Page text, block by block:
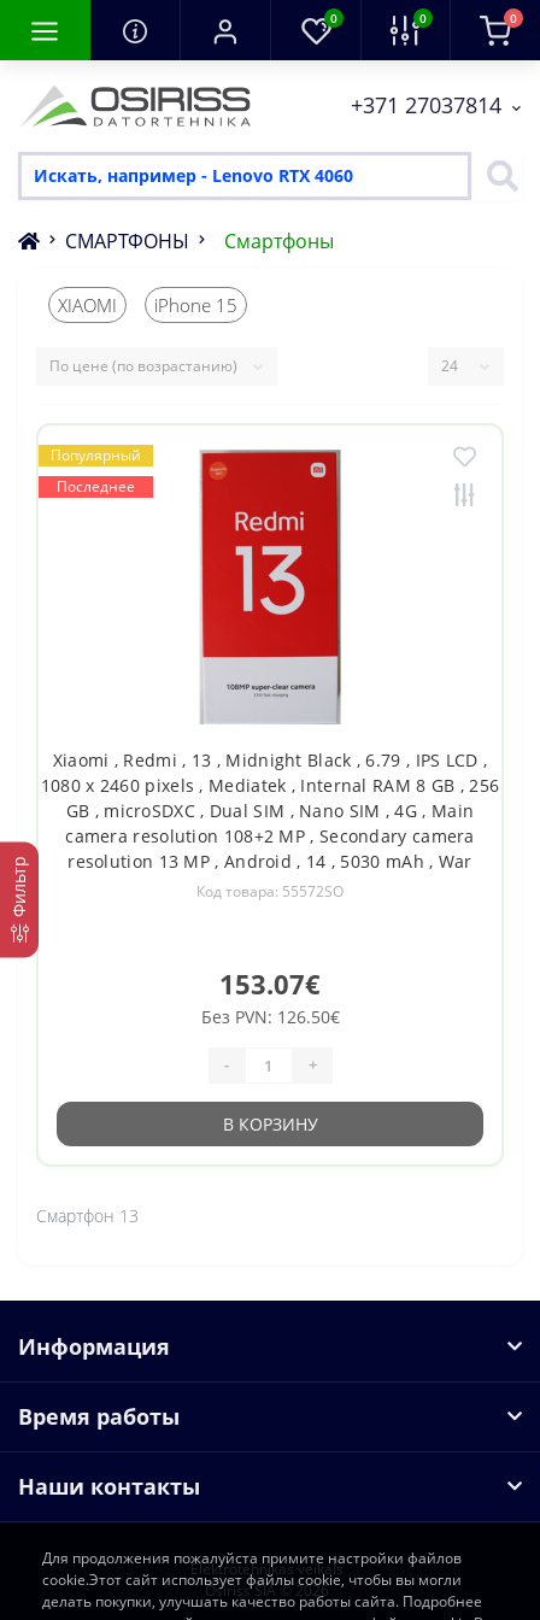
0 0 0
+371 27037814
СМАРТФОНЫ Смартфоны
Фильтр
XIAOMI iPhone 15
Популярный
Последнее
Xiaomi , Redmi , 13 , Midnight Black , 6.79 , IPS LCD ,
1080 x 2460 pixels , Mediatek , Internal RAM 8 GB , 256
GB , microSDXC , Dual SIM , Nano SIM , 4G , Main
camera resolution 108+2 MP , Secondary camera
resolution 13 MP , Android , 14 , 5030 mAh , War
Код товара: 55572SO
153.07€
Без PVN: 126.50€
- +
В КОРЗИНУ
Смартфон 13
Информация
Время работы
Наши контакты
Elektrotehnikas veikals
Osiriss SIA © 2026
Для продолжения пожалуйста примите настройки файлов
cookie.Этот сайт использует файлы cookie, чтобы вы могли
делать покупки, улучшать качество работы сайта. Подробнее